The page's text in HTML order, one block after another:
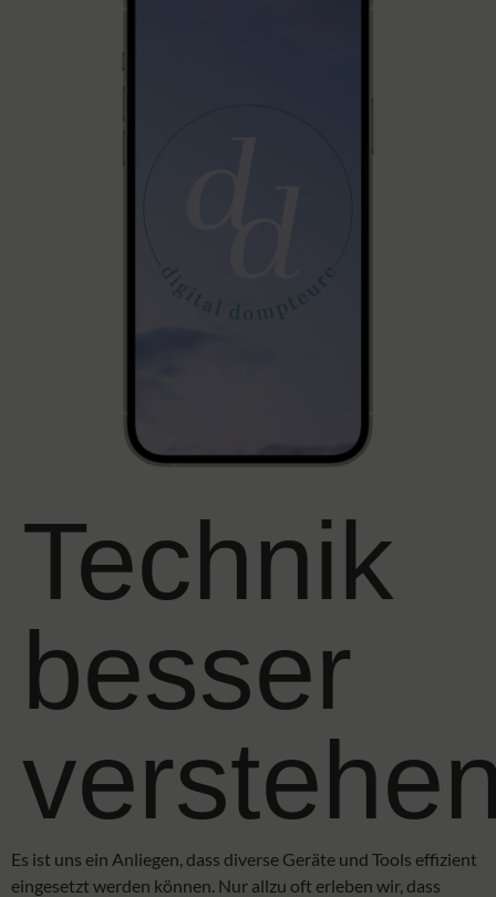
Technik
besser
Es ist uns ein Anliegen, dass diverse Geräte und Tools effizient
eingesetzt werden können. Nur allzu oft erleben wir, dass